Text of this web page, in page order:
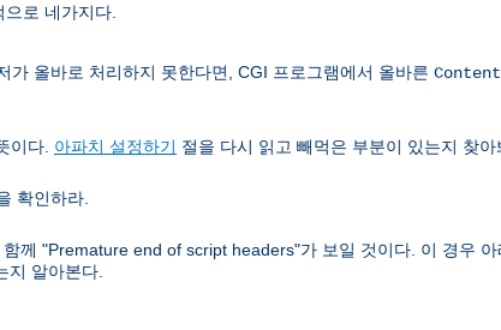
로 네가지다.
올바로 처리하지 못한다면, CGI 프로그램에서 올바른
이다. 아파치 설정하기 절을 다시 읽고 빼먹은 부분이 있는지 찾아
확인하라.
께 "Premature end of script headers"가 보일 것이다. 이 경우
지 알아본다.